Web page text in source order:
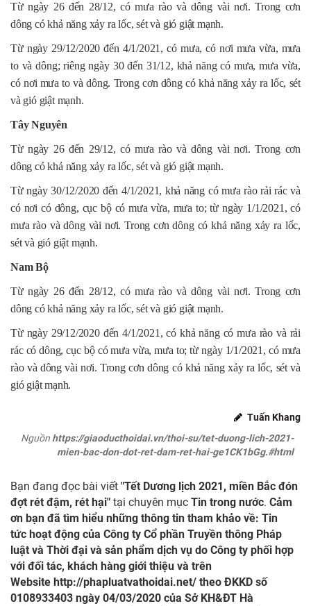
Từ ngày 26 đến 28/12, có mưa rào và dông vài nơi. Trong cơn
dông có khả năng xảy ra lốc, sét và gió giật mạnh.
Từ ngày 29/12/2020 đến 4/1/2021, có mưa, có nơi mưa vừa, mưa
to và dông; riêng ngày 30 đến 31/12, khả năng có mưa, mưa vừa,
có nơi mưa to và dông. Trong cơn dông có khả năng xảy ra lốc, sét
và gió giật mạnh.
Tây Nguyên
Từ ngày 26 đến 29/12, có mưa rào và dông vài nơi. Trong cơn
dông có khả năng xảy ra lốc, sét và gió giật mạnh.
Từ ngày 30/12/2020 đến 4/1/2021, khả năng có mưa rào rải rác và
có nơi có dông, cục bộ có mưa vừa, mưa to; từ ngày 1/1/2021, có
mưa rào và dông vài nơi. Trong cơn dông có khả năng xảy ra lốc,
sét và gió giật mạnh.
Nam Bộ
Từ ngày 26 đến 28/12, có mưa rào và dông vài nơi. Trong cơn
dông có khả năng xảy ra lốc, sét và gió giật mạnh.
Từ ngày 29/12/2020 đến 4/1/2021, có khả năng có mưa rào và rải
rác có dông, cục bộ có mưa vừa, mưa to; từ ngày 1/1/2021, có mưa
rào và dông vài nơi. Trong cơn dông có khả năng xảy ra lốc, sét và
gió giật mạnh.
Tuấn Khang
Nguồn https://giaoducthoidai.vn/thoi-su/tet-duong-lich-2021-
mien-bac-don-dot-ret-dam-ret-hai-ge1CK1bGg.#html
Bạn đang đọc bài viết "Tết Dương lịch 2021, miền Bắc đón
đợt rét đậm, rét hại" tại chuyên mục Tin trong nước. Cảm
ơn bạn đã tìm hiểu những thông tin tham khảo về: Tin
tức hoạt động của Công ty Cổ phần Truyền thông Pháp
luật và Thời đại và sản phẩm dịch vụ do Công ty phối hợp
với đối tác, khách hàng giới thiệu và trên
Website http://phapluatvathoidai.net/ theo ĐKKD số
0108933403 ngày 04/03/2020 của Sở KH&ĐT Hà